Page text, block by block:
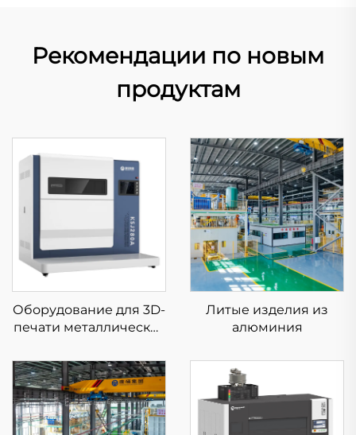
Рекомендации по новым
продуктам
Оборудование для 3D-
печати металлических
уровнем напряжения
KS281MS
Литые изделия из
алюминия